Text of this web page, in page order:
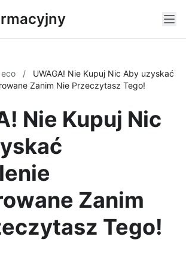
eco /
UWAGA! Nie Kupuj Nic Aby uzyskać
Zanim Nie Przeczytasz Tego!
Nie Kupuj Nic
Zanim
Tego!